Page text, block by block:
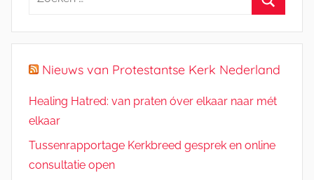
Nieuws van Protestantse Kerk Nederland
Healing Hatred: van praten óver elkaar naar mét
elkaar
Tussenrapportage Kerkbreed gesprek en online
consultatie open